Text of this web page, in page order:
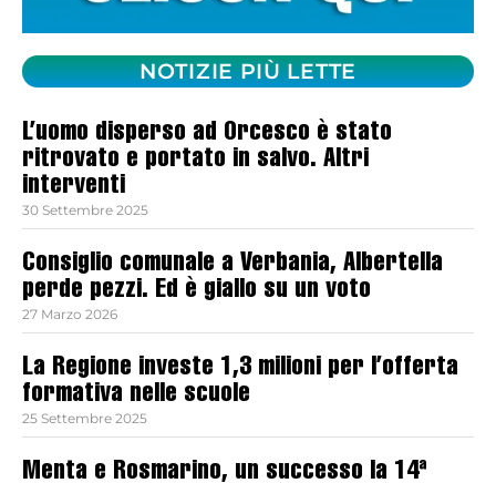
NOTIZIE PIÙ LETTE
L’uomo disperso ad Orcesco è stato
ritrovato e portato in salvo. Altri
interventi
30 Settembre 2025
Consiglio comunale a Verbania, Albertella
perde pezzi. Ed è giallo su un voto
27 Marzo 2026
La Regione investe 1,3 milioni per l’offerta
formativa nelle scuole
25 Settembre 2025
Menta e Rosmarino, un successo la 14ª